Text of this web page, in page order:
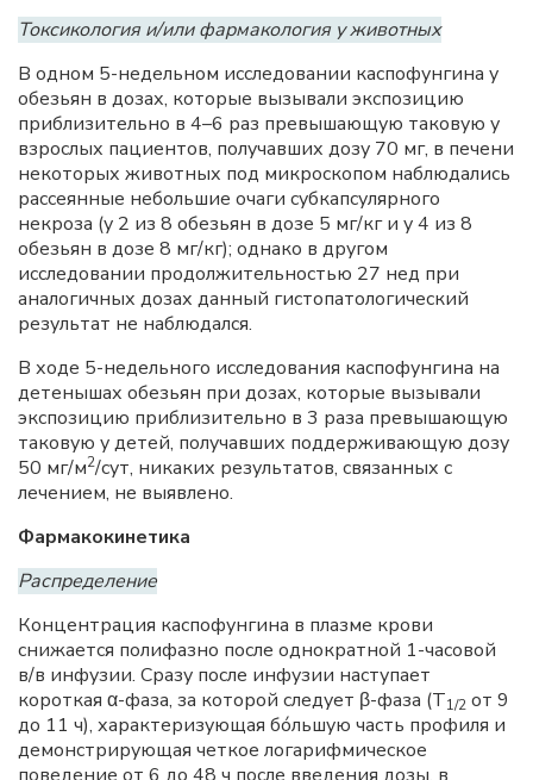
Токсикология и/или фармакология у животных
В одном 5-недельном исследовании каспофунгина у
обезьян в дозах, которые вызывали экспозицию
приблизительно в 4–6 раз превышающую таковую у
взрослых пациентов, получавших дозу 70 мг, в печени
некоторых животных под микроскопом наблюдались
рассеянные небольшие очаги субкапсулярного
некроза (у 2 из 8 обезьян в дозе 5 мг/кг и у 4 из 8
обезьян в дозе 8 мг/кг); однако в другом
исследовании продолжительностью 27 нед при
аналогичных дозах данный гистопатологический
результат не наблюдался.
В ходе 5-недельного исследования каспофунгина на
детенышах обезьян при дозах, которые вызывали
экспозицию приблизительно в 3 раза превышающую
таковую у детей, получавших поддерживающую дозу
50 мг/м2/сут, никаких результатов, связанных с
лечением, не выявлено.
Фармакокинетика
Распределение
Концентрация каспофунгина в плазме крови
снижается полифазно после однократной 1-часовой
в/в инфузии. Сразу после инфузии наступает
короткая α-фаза, за которой следует β-фаза (T1/2 от 9
до 11 ч), характеризующая бóльшую часть профиля и
демонстрирующая четкое логарифмическое